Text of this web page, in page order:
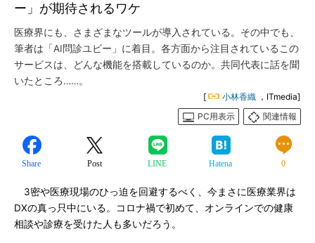
ー」が期待されるワケ
医療界にも、さまざまなツールが導入されている。その中でも、
筆者は「AI問診ユビー」に着目。各方面から注目されているこの
サービスは、どんな機能を搭載しているのか。共同代表に話を聞
いたところ……。
[ 小林香織 ，ITmedia]
PC用表示
関連情報
Share Post LINE Hatena 0
3密や医療現場のひっ迫を回避するべく、今まさに医療業界は
DXの真っ只中にいる。コロナ禍で初めて、オンラインでの健康
相談や診療を受けた人も多いだろう。